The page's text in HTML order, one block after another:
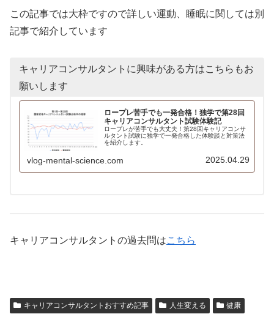
この記事では大枠ですので詳しい運動、睡眠に関しては別
記事で紹介しています
キャリアコンサルタントに興味がある方はこちらもお
願いします
ロープレ苦手でも一発合格！独学で第28回
キャリアコンサルタント試験体験記
ロープレが苦手でも大丈夫！第28回キャリアコンサ
ルタント試験に独学で一発合格した体験談と対策法
を紹介します。
vlog-mental-science.com 2025.04.29
キャリアコンサルタントの過去問はこちら
キャリアコンサルタントおすすめ記事 人生変える 健康